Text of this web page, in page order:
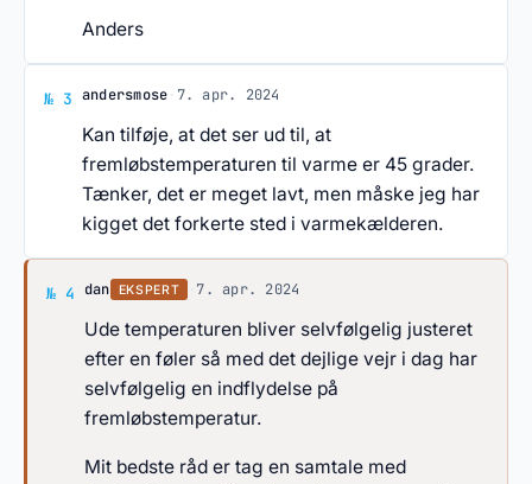
Anders
№ 3 Svar af andersmose
andersmose· 7. apr. 2024
Kan tilføje, at det ser ud til, at
fremløbstemperaturen til varme er 45 grader.
Tænker, det er meget lavt, men måske jeg har
kigget det forkerte sted i varmekælderen.
№ 4 Svar af dan
dan EKSPERT 7. apr. 2024
Ude temperaturen bliver selvfølgelig justeret
efter en føler så med det dejlige vejr i dag har
selvfølgelig en indflydelse på
fremløbstemperatur.
Mit bedste råd er tag en samtale med